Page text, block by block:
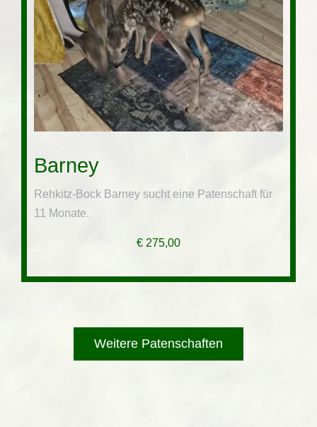
Barney
Rehkitz-Bock Barney sucht eine Patenschaft für
11 Monate.
€ 275,00
Weitere Patenschaften